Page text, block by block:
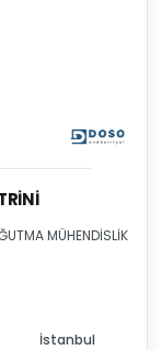
MÜHENDİSLİK
İstanbul